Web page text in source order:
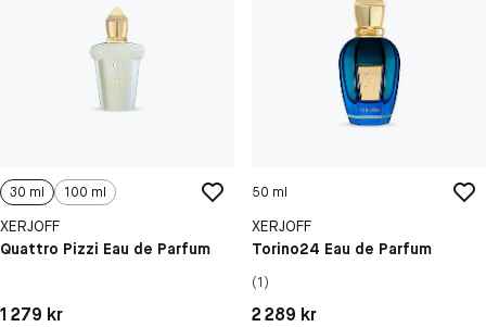
30 ml 100 ml
XERJOFF
Quattro Pizzi Eau de Parfum
Pris: 1 279 kr
1 279 kr
50 ml
XERJOFF
Torino24 Eau de Parfum
(1)
Pris: 2 289 kr
2 289 kr